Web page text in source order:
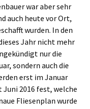
war aber sehr
auch heute vor Ort,
wurden. In den
Jahr nicht mehr
nur die
sondern auch die
erst im Januar
2016 fest, welche
Fliesenplan wurde